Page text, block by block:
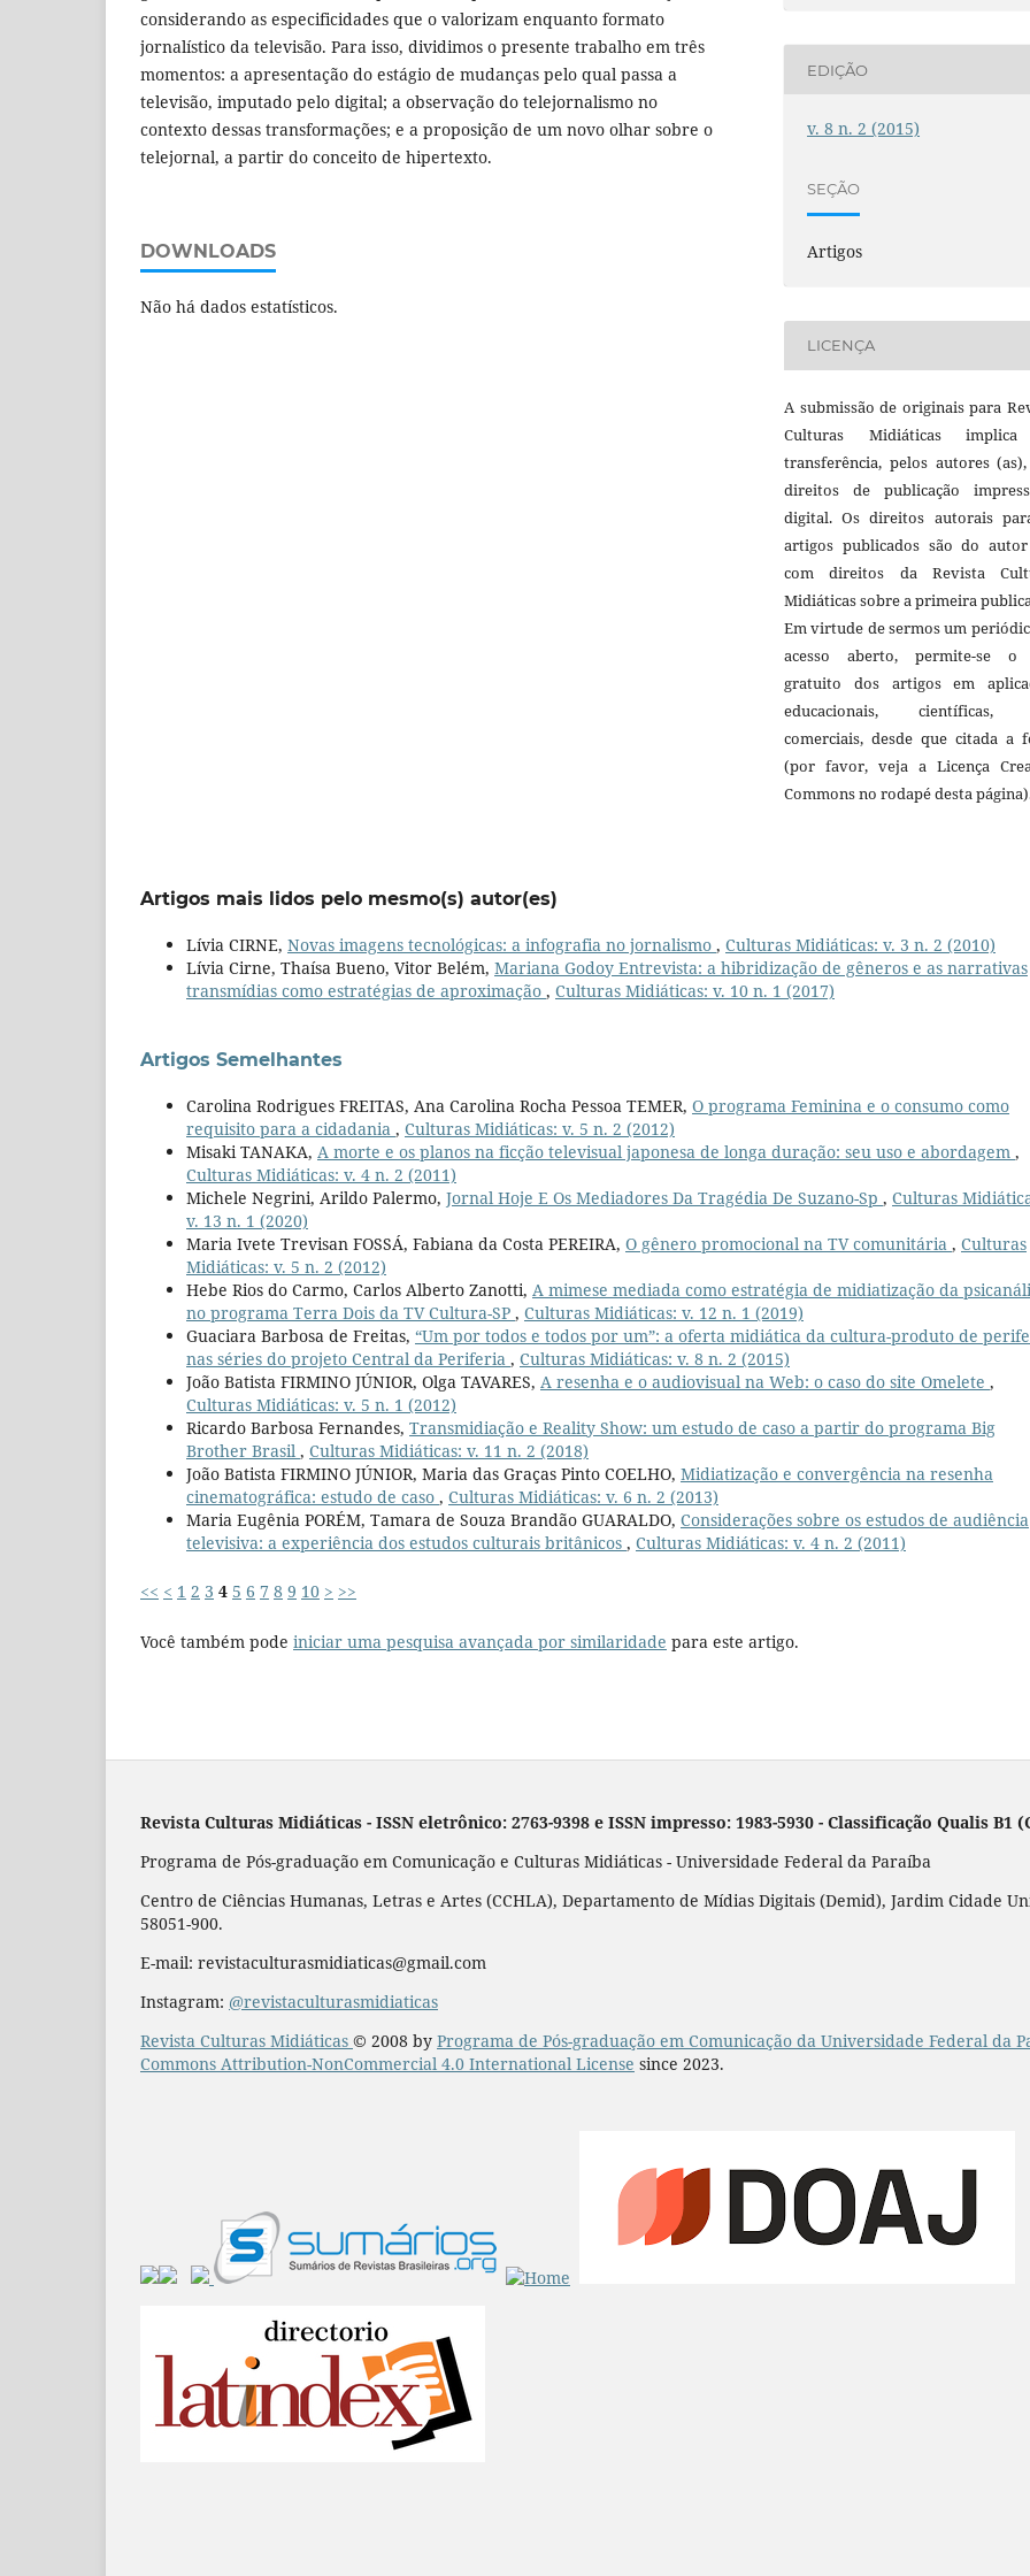
considerando as especificidades que o valorizam enquanto formato
jornalístico da televisão. Para isso, dividimos o presente trabalho em três
momentos: a apresentação do estágio de mudanças pelo qual passa a
televisão, imputado pelo digital; a observação do telejornalismo no
contexto dessas transformações; e a proposição de um novo olhar sobre o
telejornal, a partir do conceito de hipertexto.
DOWNLOADS
Não há dados estatísticos.
EDIÇÃO
v. 8 n. 2 (2015)
SEÇÃO
Artigos
LICENÇA
A submissão de originais para
Culturas Midiáticas
transferência, pelos autores
direitos de publicação
digital. Os direitos autorais
artigos publicados são do
com direitos da Revista
Midiáticas sobre a primeira
Em virtude de sermos um
acesso aberto, permite-se o
gratuito dos artigos em
educacionais, científicas,
comerciais, desde que citada a
(por favor, veja a Licença
Commons no rodapé desta
Artigos mais lidos pelo mesmo(s) autor(es)
Lívia CIRNE, Novas imagens tecnológicas: a infografia no jornalismo , Culturas Midiáticas: v. 3 n. 2 (2010)
Lívia Cirne, Thaísa Bueno, Vitor Belém, Mariana Godoy Entrevista: a hibridização de gêneros e as narrativas
transmídias como estratégias de aproximação , Culturas Midiáticas: v. 10 n. 1 (2017)
Artigos Semelhantes
Carolina Rodrigues FREITAS, Ana Carolina Rocha Pessoa TEMER, O programa Feminina e o consumo como
requisito para a cidadania , Culturas Midiáticas: v. 5 n. 2 (2012)
Misaki TANAKA, A morte e os planos na ficção televisual japonesa de longa duração: seu uso e abordagem ,
Culturas Midiáticas: v. 4 n. 2 (2011)
Michele Negrini, Arildo Palermo, Jornal Hoje E Os Mediadores Da Tragédia De Suzano-Sp , Culturas
v. 13 n. 1 (2020)
Maria Ivete Trevisan FOSSÁ, Fabiana da Costa PEREIRA, O gênero promocional na TV comunitária , Culturas
Midiáticas: v. 5 n. 2 (2012)
Hebe Rios do Carmo, Carlos Alberto Zanotti, A mimese mediada como estratégia de midiatização da
no programa Terra Dois da TV Cultura-SP , Culturas Midiáticas: v. 12 n. 1 (2019)
Guaciara Barbosa de Freitas, “Um por todos e todos por um”: a oferta midiática da cultura-produto de
nas séries do projeto Central da Periferia , Culturas Midiáticas: v. 8 n. 2 (2015)
João Batista FIRMINO JÚNIOR, Olga TAVARES, A resenha e o audiovisual na Web: o caso do site Omelete ,
Culturas Midiáticas: v. 5 n. 1 (2012)
Ricardo Barbosa Fernandes, Transmidiação e Reality Show: um estudo de caso a partir do programa Big
Brother Brasil , Culturas Midiáticas: v. 11 n. 2 (2018)
João Batista FIRMINO JÚNIOR, Maria das Graças Pinto COELHO, Midiatização e convergência na resenha
cinematográfica: estudo de caso , Culturas Midiáticas: v. 6 n. 2 (2013)
Maria Eugênia PORÉM, Tamara de Souza Brandão GUARALDO, Considerações sobre os estudos de audiência
televisiva: a experiência dos estudos culturais britânicos , Culturas Midiáticas: v. 4 n. 2 (2011)
<< < 1 2 3 4 5 6 7 8 9 10 > >>
Você também pode iniciar uma pesquisa avançada por similaridade para este artigo.
Revista Culturas Midiáticas - ISSN eletrônico: 2763-9398 e ISSN impresso: 1983-5930 - Classificação Qualis
Programa de Pós-graduação em Comunicação e Culturas Midiáticas - Universidade Federal da Paraíba
Centro de Ciências Humanas, Letras e Artes (CCHLA), Departamento de Mídias Digitais (Demid), Jardim Cidade
58051-900.
E-mail: revistaculturasmidiaticas@gmail.com
Instagram: @revistaculturasmidiaticas
Revista Culturas Midiáticas © 2008 by Programa de Pós-graduação em Comunicação da Universidade Federal da
Commons Attribution-NonCommercial 4.0 International License since 2023.